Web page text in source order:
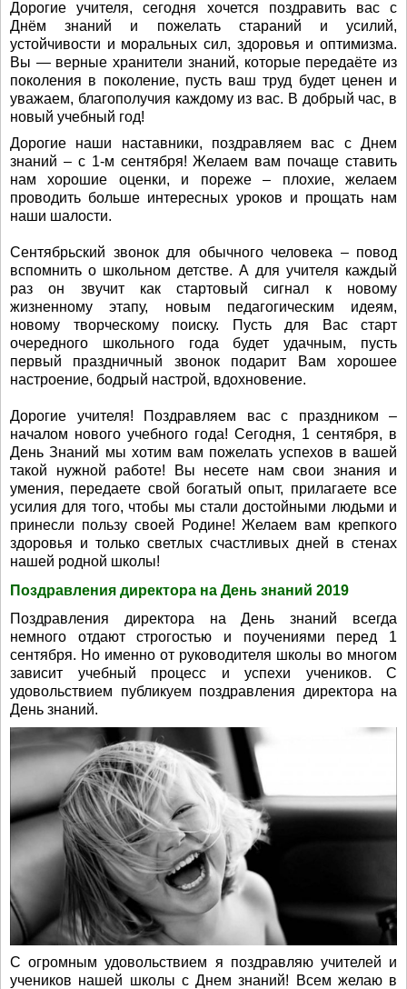
Дорогие учителя, сегодня хочется поздравить вас с
Днём знаний и пожелать стараний и усилий,
устойчивости и моральных сил, здоровья и оптимизма.
Вы — верные хранители знаний, которые передаёте из
поколения в поколение, пусть ваш труд будет ценен и
уважаем, благополучия каждому из вас. В добрый час, в
новый учебный год!
Дорогие наши наставники, поздравляем вас с Днем
знаний – с 1-м сентября! Желаем вам почаще ставить
нам хорошие оценки, и пореже – плохие, желаем
проводить больше интересных уроков и прощать нам
наши шалости.
Сентябрьский звонок для обычного человека – повод
вспомнить о школьном детстве. А для учителя каждый
раз он звучит как стартовый сигнал к новому
жизненному этапу, новым педагогическим идеям,
новому творческому поиску. Пусть для Вас старт
очередного школьного года будет удачным, пусть
первый праздничный звонок подарит Вам хорошее
настроение, бодрый настрой, вдохновение.
Дорогие учителя! Поздравляем вас с праздником –
началом нового учебного года! Сегодня, 1 сентября, в
День Знаний мы хотим вам пожелать успехов в вашей
такой нужной работе! Вы несете нам свои знания и
умения, передаете свой богатый опыт, прилагаете все
усилия для того, чтобы мы стали достойными людьми и
принесли пользу своей Родине! Желаем вам крепкого
здоровья и только светлых счастливых дней в стенах
нашей родной школы!
Поздравления директора на День знаний 2019
Поздравления директора на День знаний всегда
немного отдают строгостью и поучениями перед 1
сентября. Но именно от руководителя школы во многом
зависит учебный процесс и успехи учеников. С
удовольствием публикуем поздравления директора на
День знаний.
С огромным удовольствием я поздравляю учителей и
учеников нашей школы с Днем знаний! Всем желаю в